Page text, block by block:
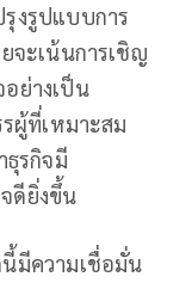
งรูปแบบการ
จะเน้นการเชิญ
ย่างเป็น
ผู้ที่เหมาะสม
ธุรกิจมี
ดียิ่งขึ้น
มีความเชื่อมั่น